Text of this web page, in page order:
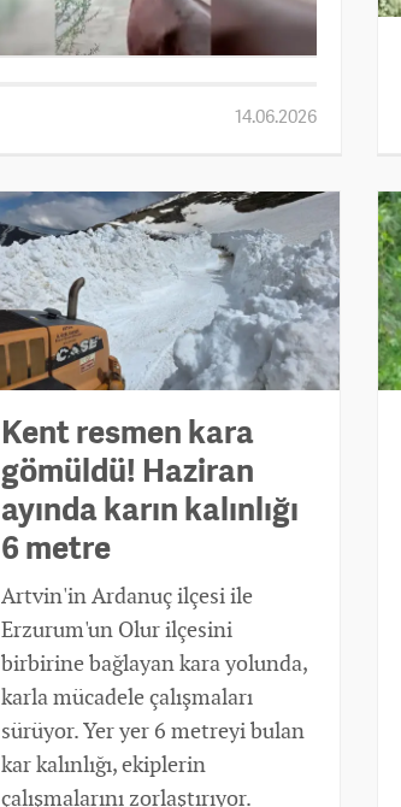
14.06.2026
Kent resmen kara
gömüldü! Haziran
ayında karın kalınlığı
6 metre
Artvin'in Ardanuç ilçesi ile
Erzurum'un Olur ilçesini
birbirine bağlayan kara yolunda,
karla mücadele çalışmaları
sürüyor. Yer yer 6 metreyi bulan
kar kalınlığı, ekiplerin
çalışmalarını zorlaştırıyor.